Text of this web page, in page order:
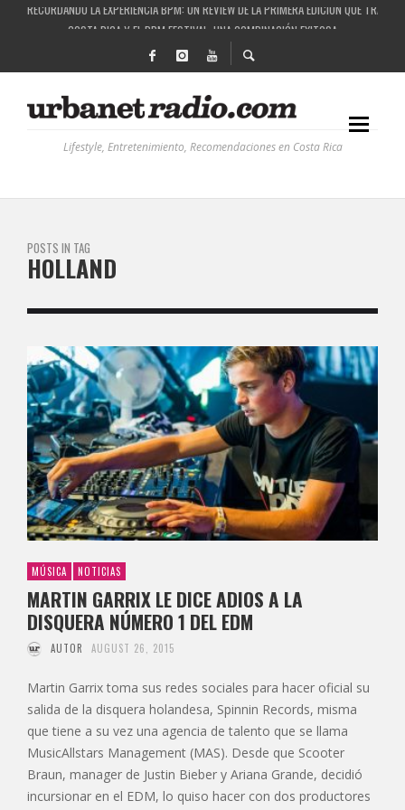
COSTA RICA Y EL BPM FESTIVAL: UNA COMBINACIÓN EXITOSA
RUTAS NATURBANAS: EL PROYECTO QUE ESTÁ TRANSFORMANDO LA CALIDAD DE
LA HISTORIA DETRÁS DE LA MÚSICA ELECTRÓNICA: BBC RADIOPHONIC WORKSHOP
Lifestyle, Entretenimiento, Recomendaciones en Costa Rica
POSTS IN TAG
HOLLAND
MÚSICA NOTICIAS
MARTIN GARRIX LE DICE ADIOS A LA
DISQUERA NÚMERO 1 DEL EDM
AUTOR AUGUST 26, 2015
Martin Garrix toma sus redes sociales para hacer oficial su
salida de la disquera holandesa, Spinnin Records, misma
que tiene a su vez una agencia de talento que se llama
MusicAllstars Management (MAS). Desde que Scooter
Braun, manager de Justin Bieber y Ariana Grande, decidió
incursionar en el EDM, lo quiso hacer con dos productores